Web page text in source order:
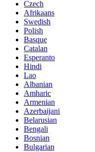
Czech
Afrikaans
Swedish
Polish
Basque
Catalan
Esperanto
Hindi
Lao
Albanian
Amharic
Armenian
Azerbaijani
Belarusian
Bengali
Bosnian
Bulgarian